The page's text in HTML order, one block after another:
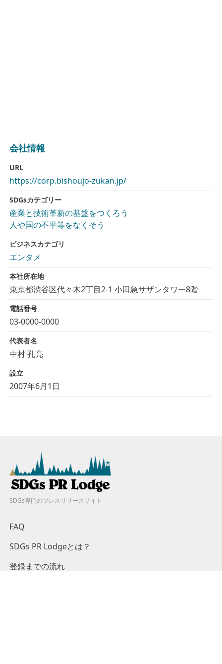
会社情報
URL
https://corp.bishoujo-zukan.jp/
SDGsカテゴリー
産業と技術革新の基盤をつくろう
人や国の不平等をなくそう
ビジネスカテゴリ
エンタメ
本社所在地
東京都渋谷区代々木2丁目2-1 小田急サザンタワー8階
電話番号
03-0000-0000
代表者名
中村 孔亮
設立
2007年6月1日
SDGs専門のプレスリリースサイト
FAQ
SDGs PR Lodgeとは？
登録までの流れ